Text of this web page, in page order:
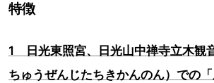
特徴
1 日光東照宮、日光山中禅寺立木観
ちゅうぜんじたちきかんのん）での「